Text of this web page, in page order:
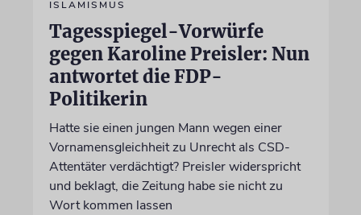
ISLAMISMUS
Tagesspiegel-Vorwürfe
gegen Karoline Preisler: Nun
antwortet die FDP-
Politikerin
Hatte sie einen jungen Mann wegen einer
Vornamensgleichheit zu Unrecht als CSD-
Attentäter verdächtigt? Preisler widerspricht
und beklagt, die Zeitung habe sie nicht zu
Wort kommen lassen